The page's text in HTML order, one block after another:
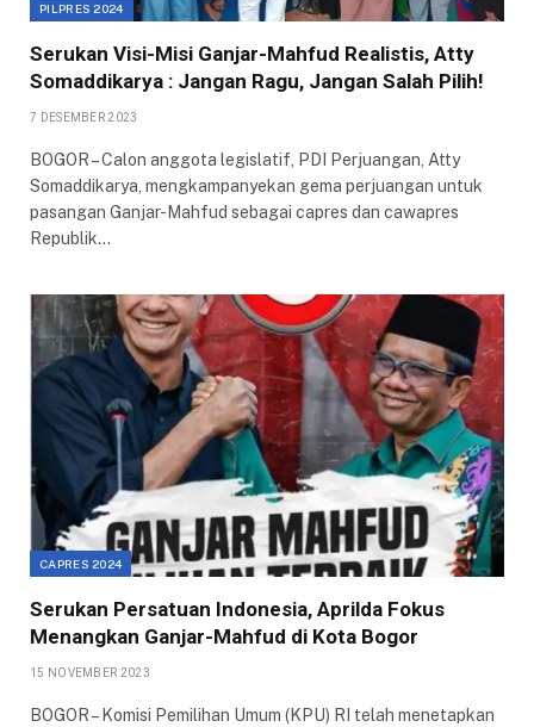
PILPRES 2024
Serukan Visi-Misi Ganjar-Mahfud Realistis, Atty
Somaddikarya : Jangan Ragu, Jangan Salah Pilih!
7 DESEMBER 2023
BOGOR – Calon anggota legislatif, PDI Perjuangan, Atty
Somaddikarya, mengkampanyekan gema perjuangan untuk
pasangan Ganjar-Mahfud sebagai capres dan cawapres
Republik…
CAPRES 2024
Serukan Persatuan Indonesia, Aprilda Fokus
Menangkan Ganjar-Mahfud di Kota Bogor
15 NOVEMBER 2023
BOGOR – Komisi Pemilihan Umum (KPU) RI telah menetapkan